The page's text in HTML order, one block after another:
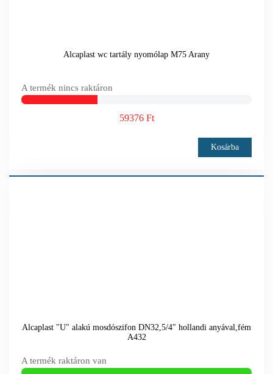
Alcaplast wc tartály nyomólap M75 Arany
A termék nincs raktáron
59376 Ft
Kosárba
Alcaplast "U" alakú mosdószifon DN32,5/4" hollandi anyával,fém
A432
A termék raktáron van